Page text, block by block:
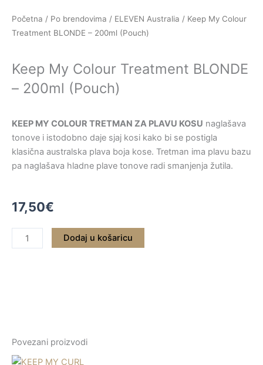
content
Početna / Po brendovima / ELEVEN Australia / Keep My Colour
Treatment BLONDE – 200ml (Pouch)
Keep My Colour Treatment BLONDE
– 200ml (Pouch)
KEEP MY COLOUR TRETMAN ZA PLAVU KOSU naglašava
tonove i istodobno daje sjaj kosi kako bi se postigla
klasična australska plava boja kose. Tretman ima plavu bazu
pa naglašava hladne plave tonove radi smanjenja žutila.
17,50€
Keep
My
količina
Dodaj u košaricu
Povezani proizvodi